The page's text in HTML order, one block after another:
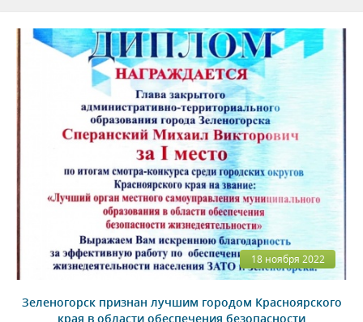
18 ноября 2022
Зеленогорск признан лучшим городом Красноярского
края в области обеспечения безопасности